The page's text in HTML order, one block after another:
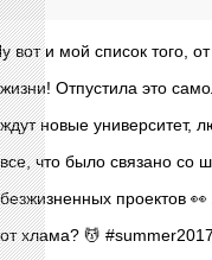
вот и мой список того,
жизни! Отпустила это
ждут новые университет,
все, что было связано со
безжизненных проектов
от хлама? 💆